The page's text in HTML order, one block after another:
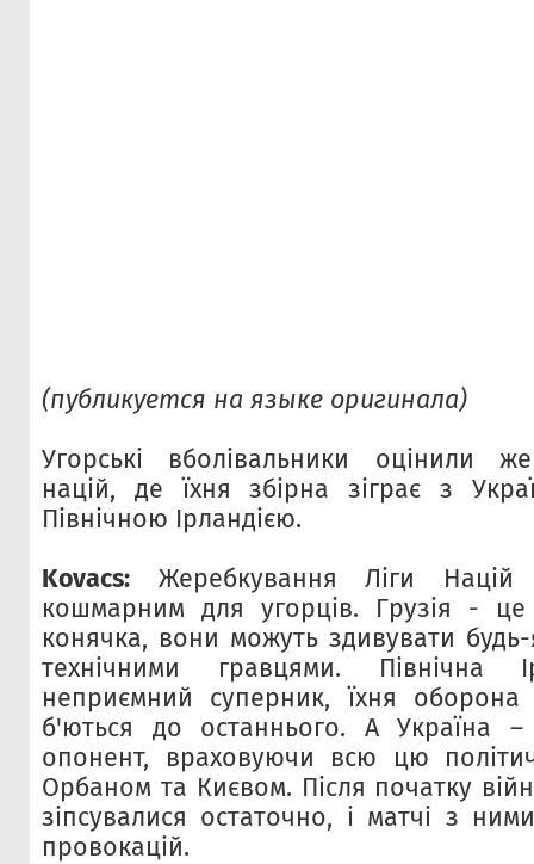
(публикуется на языке оригинала)
Угорські вболівальники оцінили
націй, де їхня збірна зіграє з
Північною Ірландією.
Kovacs: Жеребкування Ліги
кошмарним для угорців. Грузія -
конячка, вони можуть здивувати будь-
технічними гравцями. Північна
неприємний суперник, їхня
б'ються до останнього. А Україна –
опонент, враховуючи всю цю
Орбаном та Києвом. Після початку
зіпсувалися остаточно, і матчі з
провокацій.